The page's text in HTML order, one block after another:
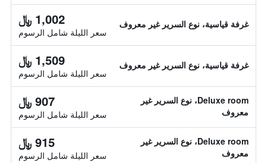
غرفة قياسية، نوع السرير غير معروف 1,002 ﷼
سعر الليلة شامل الرسوم
غرفة قياسية، نوع السرير غير معروف 1,509 ﷼
سعر الليلة شامل الرسوم
Deluxe room، نوع السرير غير
معروف
907 ﷼
سعر الليلة شامل الرسوم
Deluxe room، نوع السرير غير
معروف
915 ﷼
سعر الليلة شامل الرسوم